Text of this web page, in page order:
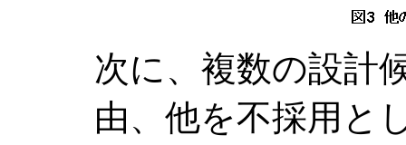
次に、複数の設計
由、他を不採用と